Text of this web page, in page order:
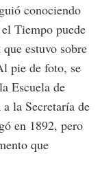
conociendo
Tiempo puede
estuvo sobre
pie de foto, se
Escuela de
la Secretaría de
en 1892, pero
que